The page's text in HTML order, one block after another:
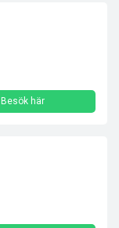
Besök här